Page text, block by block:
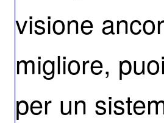
visione
migliore,
per un